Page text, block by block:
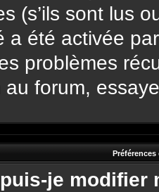
(s’ils sont lus
a été activée
problèmes
forum,
je modifier